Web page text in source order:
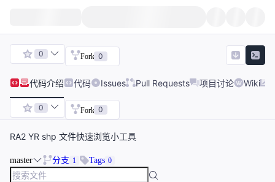
0 Fork 0
代码介绍 代码 Issues Pull Requests 项目讨论 Wiki
0 Fork 0
RA2 YR shp 文件快速浏览小工具
master 分支 1 Tags 0